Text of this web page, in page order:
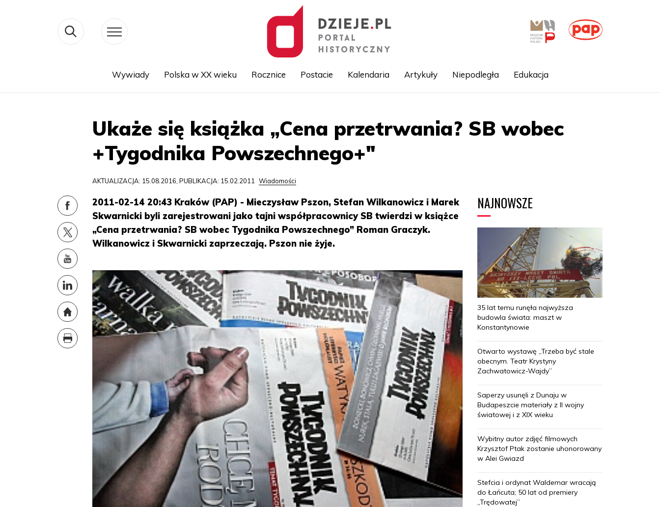
treści
Wywiady Polska w XX wieku Rocznice Postacie Kalendaria Artykuły Niepodległa Edukacja
Ukaże się książka „Cena przetrwania? SB wobec
+Tygodnika Powszechnego+"
AKTUALIZACJA: 15.08.2016, PUBLIKACJA: 15.02.2011 Wiadomości
2011-02-14 20:43 Kraków (PAP) - Mieczysław Pszon, Stefan Wilkanowicz i Marek
Skwarnicki byli zarejestrowani jako tajni współpracownicy SB twierdzi w książce
„Cena przetrwania? SB wobec Tygodnika Powszechnego” Roman Graczyk.
Wilkanowicz i Skwarnicki zaprzeczają. Pszon nie żyje.
NAJNOWSZE
35 lat temu runęła najwyższa
budowla świata: maszt w
Konstantynowie
Otwarto wystawę „Trzeba być stale
obecnym. Teatr Krystyny
Zachwatowicz-Wajdy”
Saperzy usunęli z Dunaju w
Budapeszcie materiały z II wojny
światowej i z XIX wieku
Wybitny autor zdjęć filmowych
Krzysztof Ptak zostanie uhonorowany
w Alei Gwiazd
Stefcia i ordynat Waldemar wracają
do Łańcuta; 50 lat od premiery
„Trędowatej”